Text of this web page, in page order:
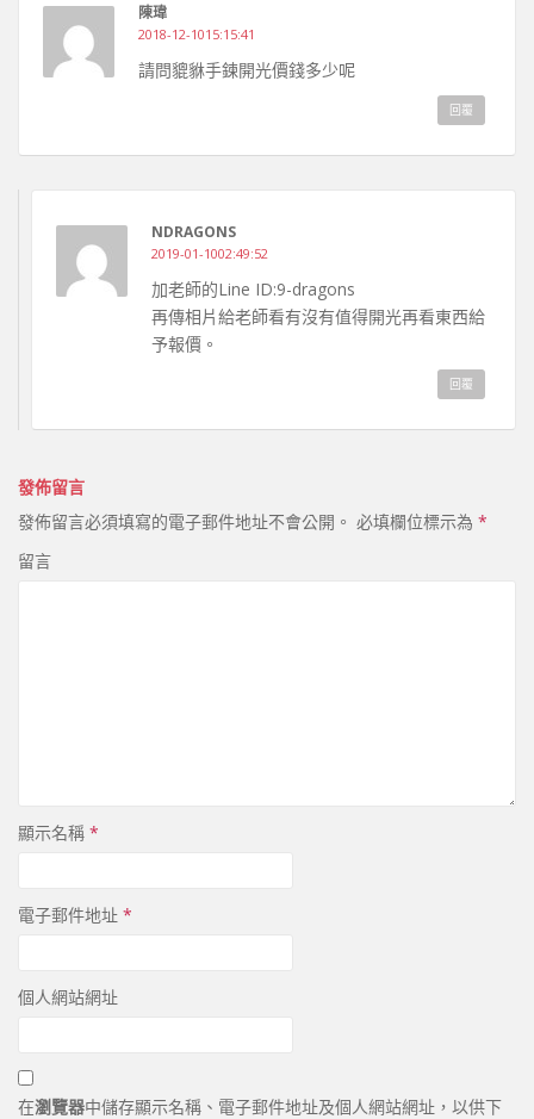
陳瑋
2018-12-1015:15:41
請問貔貅手鍊開光價錢多少呢
回覆
NDRAGONS
2019-01-1002:49:52
加老師的Line ID:9-dragons
再傳相片給老師看有沒有值得開光再看東西給
予報價。
回覆
發佈留言
發佈留言必須填寫的電子郵件地址不會公開。 必填欄位標示為 *
留言
顯示名稱 *
電子郵件地址 *
個人網站網址
在瀏覽器中儲存顯示名稱、電子郵件地址及個人網站網址，以供下